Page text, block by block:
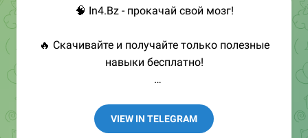
🧠 In4.Bz - прокачай свой мозг!
🔥 Скачивайте и получайте только полезные
навыки бесплатно!
➖ in4.bz/
➖ https://t.me/in4bz
VIEW IN TELEGRAM